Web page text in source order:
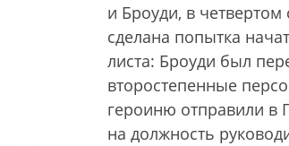
и Броуди, в четвертом
сделана попытка
листа: Броуди был
второстепенные
героиню отправили в
на должность